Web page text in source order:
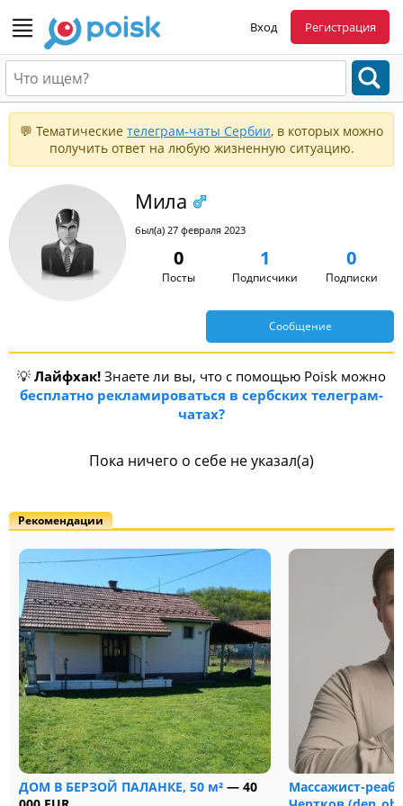
Вход Регистрация
💬 Тематические телеграм-чаты Сербии, в которых можно
получить ответ на любую жизненную ситуацию.
Мила
был(а) 27 февраля 2023
0
Посты
1
Подписчики
0
Подписки
Сообщение
💡 Лайфхак! Знаете ли вы, что с помощью Poisk можно
бесплатно рекламироваться в сербских телеграм-
чатах?
Пока ничего о себе не указал(а)
Рекомендации
ДОМ В БЕРЗОЙ ПАЛАНКЕ, 50 м²— 40
Массажист-